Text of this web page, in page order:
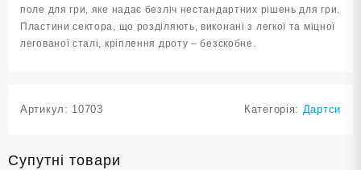
поле для гри, яке надає безліч нестандартних рішень для гри.
Пластини сектора, що розділяють, виконані з легкої та міцної
легованої сталі, кріплення дроту – безскобне.
Артикул: 10703 Категорія: Дартси
Супутні товари